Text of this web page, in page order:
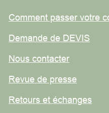
Comment passer votre
Demande de DEVIS
Nous contacter
Revue de presse
Retours etéchanges